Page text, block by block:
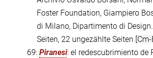
Foster Foundation, Giampiero
di Milano, Dipartimento di
Seiten, 22 ungezählte Seiten
69: Piranesi: el redescubrimiento de